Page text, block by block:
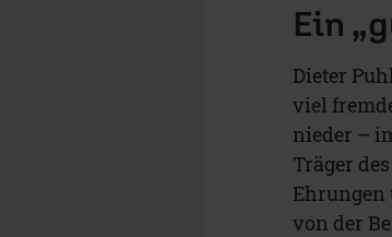
Ein
Dieter
viel
nieder –
Träger
Ehrungen
von der